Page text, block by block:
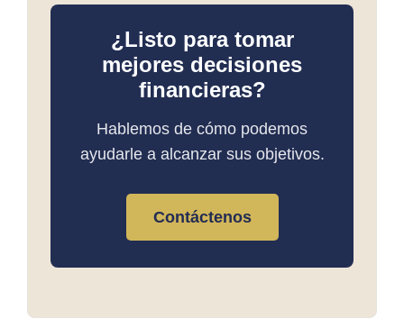
¿Listo para tomar
mejores decisiones
financieras?
Hablemos de cómo podemos
ayudarle a alcanzar sus objetivos.
Contáctenos